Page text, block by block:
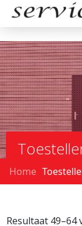
Home
Resultaat